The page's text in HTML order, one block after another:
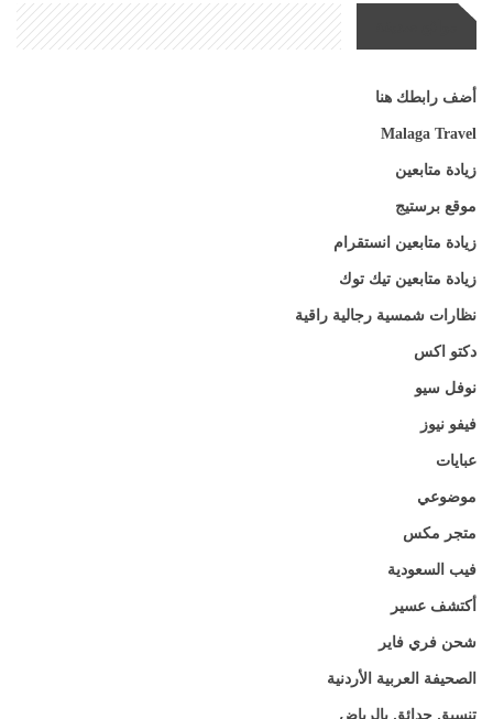
أضف رابطك هنا
Malaga Travel
زيادة متابعين
موقع برستيج
زيادة متابعين انستقرام
زيادة متابعين تيك توك
نظارات شمسية رجالية راقية
دكتو اكس
نوفل سيو
فيفو نيوز
عبايات
موضوعي
متجر مكس
فيب السعودية
أكتشف عسير
شحن فري فاير
الصحيفة العربية الأردنية
تنسيق حدائق بالرياض